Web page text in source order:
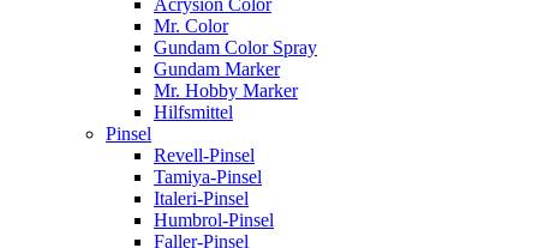
Acrysion Color
Mr. Color
Gundam Color Spray
Gundam Marker
Mr. Hobby Marker
Hilfsmittel
Pinsel
Revell-Pinsel
Tamiya-Pinsel
Italeri-Pinsel
Humbrol-Pinsel
Faller-Pinsel